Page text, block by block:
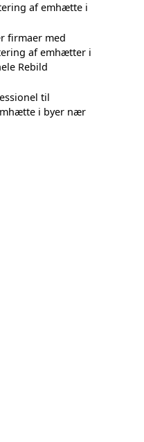
af emhætte i
firmaer med
af emhætter i
Rebild
til
i byer nær